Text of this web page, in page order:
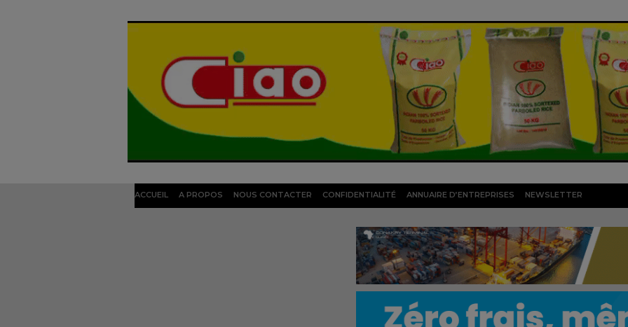
ACCUEIL A PROPOS NOUS CONTACTER CONFIDENTIALITÉ ANNUAIRE D’ENTREPRISES NEWSLETTER